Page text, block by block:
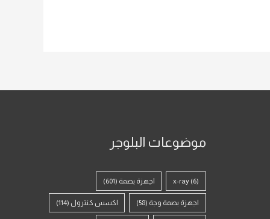
موضوعات البلوجر
x-ray (6) اجهزة بصمة (601)
اجهزة بصمة وجة (58) اكسس كنترول (114)